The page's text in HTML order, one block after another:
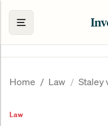
Home Law Staley
Law